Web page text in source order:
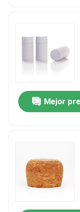
Mejor